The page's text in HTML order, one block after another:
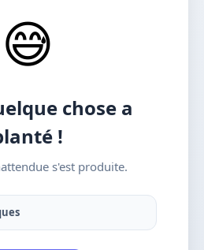
😅
chose a
!
s'est produite.